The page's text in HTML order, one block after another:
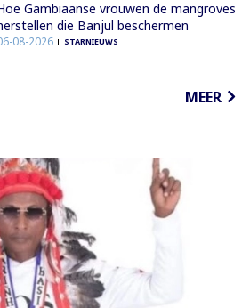
Gambiaanse vrouwen de mangroves
die Banjul beschermen
08-2026 STARNIEUWS
MEER